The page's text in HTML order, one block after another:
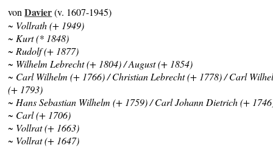
vonDavier(v. 1607-1945)
~ Vollrath (+ 1949)
~ Kurt (* 1848)
~ Rudolf (+ 1877)
~ Wilhelm Lebrecht (+ 1804) / August (+ 1854)
~ Carl Wilhelm (+ 1766) / Christian Lebrecht (+ 1778) / Carl
(+ 1793)
~ Hans Sebastian Wilhelm (+ 1759) / Carl Johann Dietrich (+
~ Carl (+ 1706)
~ Vollrat (+ 1663)
~ Vollrat (+ 1647)